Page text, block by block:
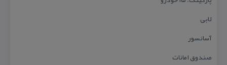
لابی
آسانسور
صندوق امانات